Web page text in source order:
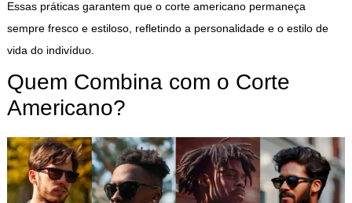
Essas práticas garantem que o corte americano permaneça
sempre fresco e estiloso, refletindo a personalidade e o estilo de
vida do indivíduo.
Quem Combina com o Corte
Americano?